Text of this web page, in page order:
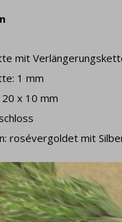
mit
1 mm
20 x 10 mm
rosévergoldet mit